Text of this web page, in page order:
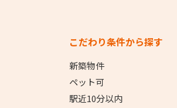
こだわり条件から探す
新築物件
ペット可
駅近10分以内